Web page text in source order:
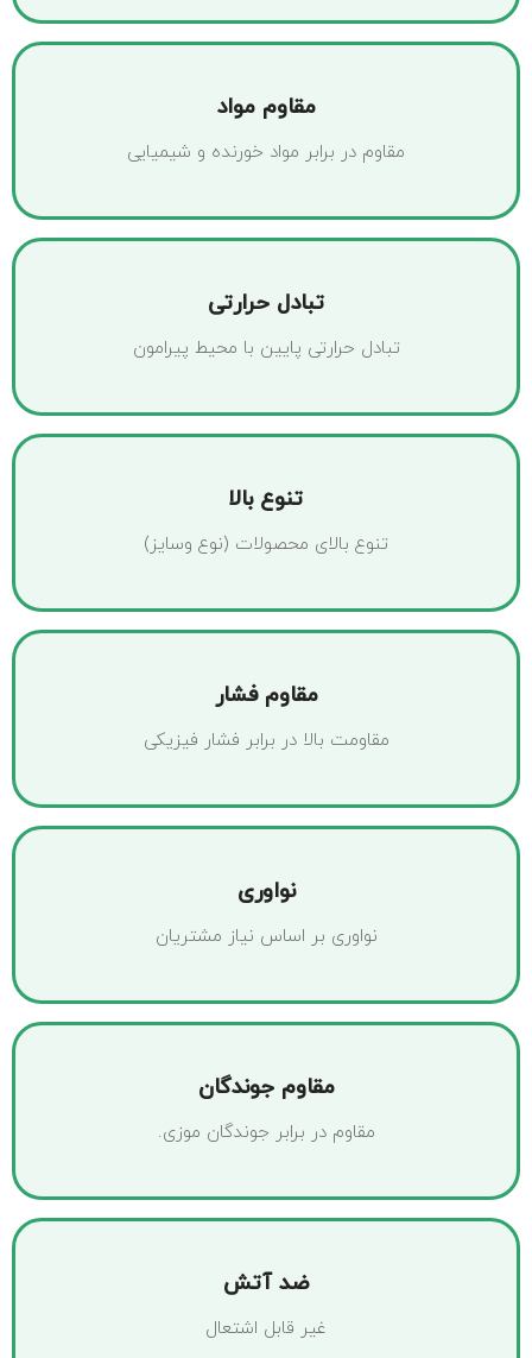
مقاوم مواد
مقاوم در برابر مواد خورنده و شیمیایی
تبادل حرارتی
تبادل حرارتی پایین با محیط پیرامون
تنوع بالا
تنوع بالای محصولات (نوع وسایز)
مقاوم فشار
مقاومت بالا در برابر فشار فیزیکی
نواوری
نواوری بر اساس نیاز مشتریان
مقاوم جوندگان
مقاوم در برابر جوندگان موزی.
ضد آتش
غیر قابل اشتعال